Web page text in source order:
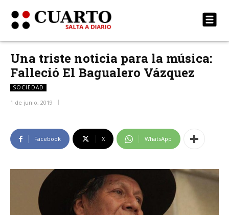
Una triste noticia para la música:
Falleció El Bagualero Vázquez
SOCIEDAD
1 de junio, 2019
Facebook X WhatsApp